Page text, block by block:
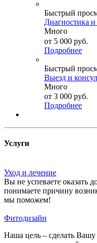
Быстрый
Диагностика и
Много
от 5 000 руб.
Подробнее
Быстрый
Выезд и
Много
от 3 000 руб.
Подробнее
Услуги
Уход и лечение
Вы не успеваете оказать
понимаете причину
мы поможем!
Фитодизайн
Наша цель – сделать